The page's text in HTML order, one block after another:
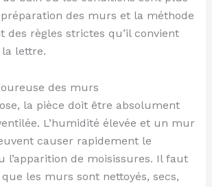
des murs et la méthode
des règles strictes qu’il convient
lettre.
des murs
la pièce doit être absolument
L’humidité élevée et un mur
causer rapidement le
l’apparition de moisissures. Il faut
que les murs sont nettoyés, secs,